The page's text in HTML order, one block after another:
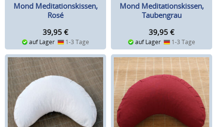
Mond Meditationskissen,
Rosé
39,95 €
auf Lager 1-3 Tage
Mond Meditationskissen,
Taubengrau
39,95 €
auf Lager 1-3 Tage